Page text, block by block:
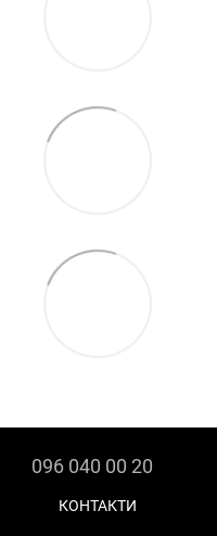
096 040 00 20
КОНТАКТИ